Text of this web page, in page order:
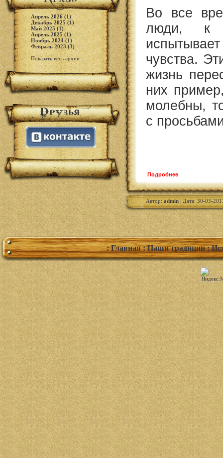
Апрель 2026 (1)
Декабрь 2025 (1)
Май 2025 (1)
Апрель 2025 (1)
Ноябрь 2024 (1)
Февраль 2023 (3)
Показать весь архив
Во все
люди, к
чувства.
жизнь
них
молебны,
с
Подробнее
Автор:admin| Дата: 30-03-
: Главная : Наши традиции :